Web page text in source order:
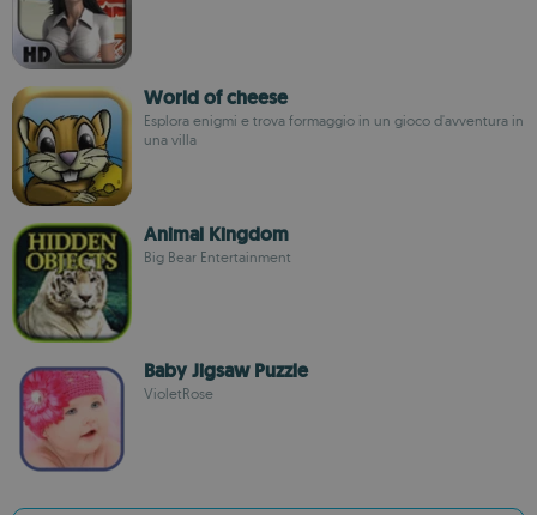
World of cheese
Esplora enigmi e trova formaggio in un gioco d'avventura in
una villa
Animal Kingdom
Big Bear Entertainment
Baby Jigsaw Puzzle
VioletRose